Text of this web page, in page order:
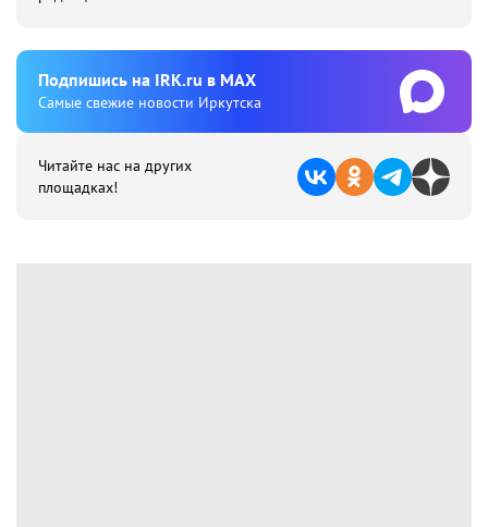
Подпишиcь на IRK.ru в MAX
Cамые свежие новости Иркутска
Читайте нас на других
площадках!